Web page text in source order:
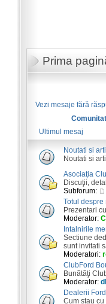
Prima
Vezi mesaje fără
Ultimul mesaj
Noutati si
Noutati si
Asociaţia
Discuţii,
Subforum:
Totul despre
Prezentari
Moderator:
Intalnirile
Sectiune
sunt invitati
Moderatori:
ClubFord
Bunătăţi
Moderator:
Dealerii
Cum stau